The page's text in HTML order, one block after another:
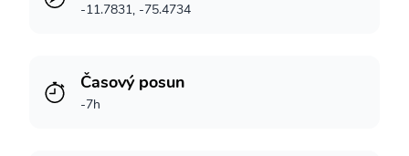
-11.7831, -75.4734
Časový posun
-7h